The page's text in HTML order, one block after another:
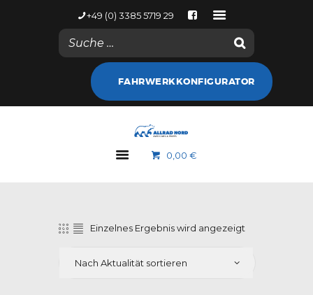
+49 (0) 3385 5719 29
FAHRWERKKONFIGURATOR
0,00 €
NACHRICHTEN
KONTODETAILS
ALLRAD NORD
MARKEN
KONTAKT
Einzelnes Ergebnis wird angezeigt